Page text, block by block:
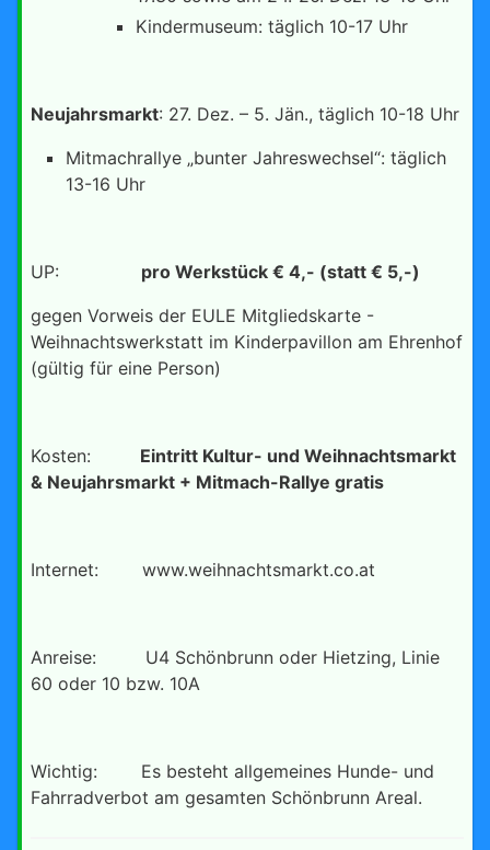
Kindermuseum: täglich 10-17 Uhr
Neujahrsmarkt: 27. Dez. – 5. Jän., täglich 10-18 Uhr
Mitmachrallye „bunter Jahreswechsel“: täglich
13-16 Uhr
UP: pro Werkstück € 4,- (statt € 5,-)
gegen Vorweis der EULE Mitgliedskarte -
Weihnachtswerkstatt im Kinderpavillon am Ehrenhof
(gültig für eine Person)
Kosten: Eintritt Kultur- und Weihnachtsmarkt
& Neujahrsmarkt + Mitmach-Rallye gratis
Internet: www.weihnachtsmarkt.co.at
Anreise: U4 Schönbrunn oder Hietzing, Linie
60 oder 10 bzw. 10A
Wichtig: Es besteht allgemeines Hunde- und
Fahrradverbot am gesamten Schönbrunn Areal.